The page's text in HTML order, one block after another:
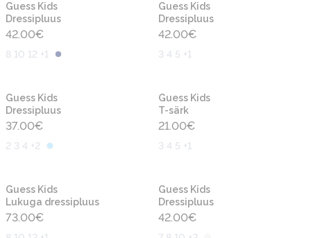
Guess Kids
Dressipluus
42.00€
8 10 12 +1
Guess Kids
Dressipluus
42.00€
3 4 5 +1
Guess Kids
Dressipluus
37.00€
2 3 4 +2
Guess Kids
T-särk
21.00€
3 4 5 +1
Guess Kids
Lukuga dressipluus
73.00€
Guess Kids
Dressipluus
42.00€